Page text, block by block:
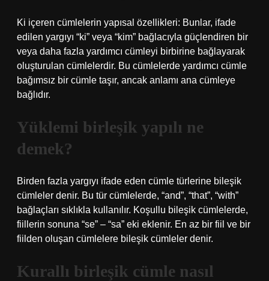
Ki içeren cümlelerin yapısal özellikleri: Bunlar, ifade
edilen yargıyı “ki” veya “kim” bağlacıyla güçlendiren bir
veya daha fazla yardımcı cümleyi birbirine bağlayarak
oluşturulan cümlelerdir. Bu cümlelerde yardımcı cümle
bağımsız bir cümle taşır, ancak anlamı ana cümleye
bağlıdır.
Yüklemi birleşik yapılı ne
demek?
Birden fazla yargıyı ifade eden cümle türlerine bileşik
cümleler denir. Bu tür cümlelerde, “and”, “that”, “with”
bağlaçları sıklıkla kullanılır. Koşullu bileşik cümlelerde,
fiillerin sonuna “se” – “sa” eki eklenir. En az bir fiil ve bir
fiilden oluşan cümlelere bileşik cümleler denir.
Kurallı birleşik cümle nasıl